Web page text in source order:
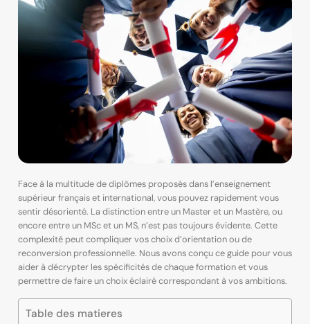
Face à la multitude de diplômes proposés dans l’enseignement
supérieur français et international, vous pouvez rapidement vous
sentir désorienté. La distinction entre un Master et un Mastère, ou
encore entre un MSc et un MS, n’est pas toujours évidente. Cette
complexité peut compliquer vos choix d’orientation ou de
reconversion professionnelle. Nous avons conçu ce guide pour vous
aider à décrypter les spécificités de chaque formation et vous
permettre de faire un choix éclairé correspondant à vos ambitions.
Table des matieres